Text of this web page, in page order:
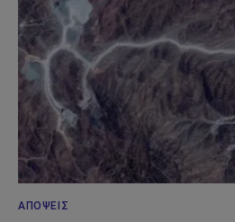
ΑΠΌΨΕΙΣ